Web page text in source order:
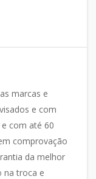
marcas e
e com
e com até 60
comprovação
da melhor
na troca e